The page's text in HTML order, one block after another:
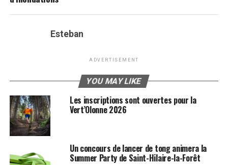
Esteban
ADVERTISEMENT
YOU MAY LIKE
Les inscriptions sont ouvertes pour la
Vert’Olonne 2026
Un concours de lancer de tong animera la
Summer Party de Saint-Hilaire-la-Forêt